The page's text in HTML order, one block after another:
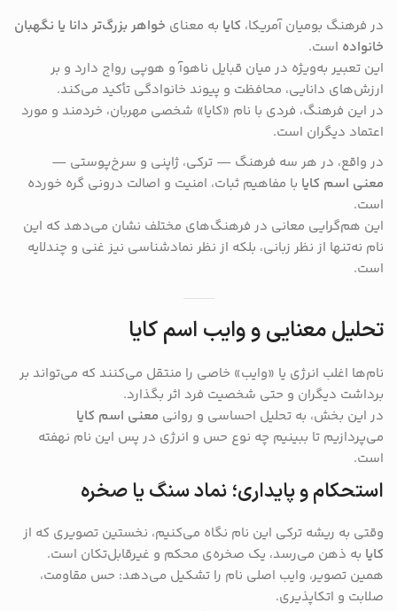
در فرهنگ بومیان آمریکا، کایا به معنای خواهر بزرگ‌تر دانا یا نگهبان
خانواده است.
این تعبیر به‌ویژه در میان قبایل ناهوآ و هوپی رواج دارد و بر
ارزش‌های دانایی، محافظت و پیوند خانوادگی تأکید می‌کند.
در این فرهنگ، فردی با نام «کایا» شخصی مهربان، خردمند و مورد
اعتماد دیگران است.
در واقع، در هر سه فرهنگ — ترکی، ژاپنی و سرخ‌پوستی —
معنی اسم کایا با مفاهیم ثبات، امنیت و اصالت درونی گره خورده
است.
این هم‌گرایی معانی در فرهنگ‌های مختلف نشان می‌دهد که این
نام نه‌تنها از نظر زبانی، بلکه از نظر نمادشناسی نیز غنی و چندلایه
است.
تحلیل معنایی و وایب اسم کایا
نام‌ها اغلب انرژی یا «وایب» خاصی را منتقل می‌کنند که می‌تواند بر
برداشت دیگران و حتی شخصیت فرد اثر بگذارد.
در این بخش، به تحلیل احساسی و روانی معنی اسم کایا
می‌پردازیم تا ببینیم چه نوع حس و انرژی در پس این نام نهفته
است.
استحکام و پایداری؛ نماد سنگ یا صخره
وقتی به ریشه ترکی این نام نگاه می‌کنیم، نخستین تصویری که از
کایا به ذهن می‌رسد، یک صخره‌ی محکم و غیرقابل‌تکان است.
همین تصویر، وایب اصلی نام را تشکیل می‌دهد: حس مقاومت،
صلابت و اتکاپذیری.